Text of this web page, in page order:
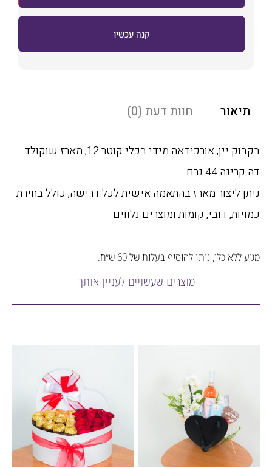
קנה עכשיו
חוות דעת (0)
בקבוק יין, אורכידאה מידי בכלי קוטר 12, מארז שוקולד
44 גרם
ליצור מארז בהתאמה אישית לכל דרישה, כולל בחירת
דובי, קומות ומוצרים נלווים
כלי, ניתן להוסיף בעלות של 60 ש״ח.
מוצרים שעשויים לעניין אותך